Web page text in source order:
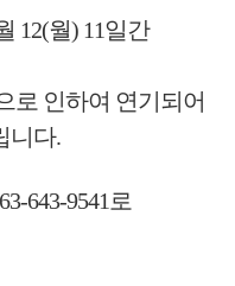
12(월) 11일간
로 인하여 연기되어
니다.
643-9541로